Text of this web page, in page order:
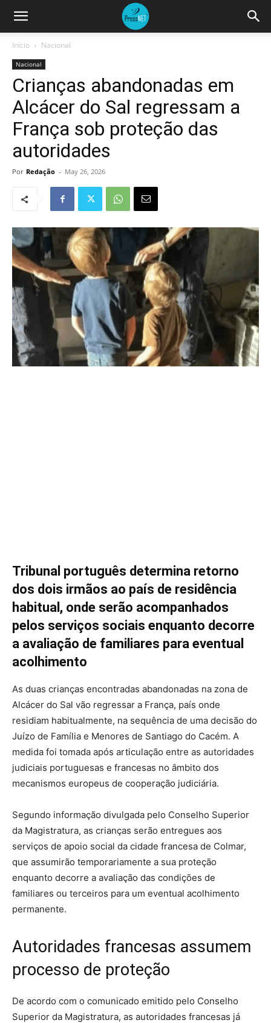
Início Nacional
Nacional
Crianças abandonadas em
Alcácer do Sal regressam a
França sob proteção das
autoridades
Por Redação - May 26, 2026
Tribunal português determina retorno
dos dois irmãos ao país de residência
habitual, onde serão acompanhados
pelos serviços sociais enquanto decorre
a avaliação de familiares para eventual
acolhimento
As duas crianças encontradas abandonadas na zona de
Alcácer do Sal vão regressar a França, país onde
residiam habitualmente, na sequência de uma decisão do
Juízo de Família e Menores de Santiago do Cacém. A
medida foi tomada após articulação entre as autoridades
judiciais portuguesas e francesas no âmbito dos
mecanismos europeus de cooperação judiciária.
Segundo informação divulgada pelo Conselho Superior
da Magistratura, as crianças serão entregues aos
serviços de apoio social da cidade francesa de Colmar,
que assumirão temporariamente a sua proteção
enquanto decorre a avaliação das condições de
familiares ou terceiros para um eventual acolhimento
permanente.
Autoridades francesas assumem
processo de proteção
De acordo com o comunicado emitido pelo Conselho
Superior da Magistratura, as autoridades francesas já